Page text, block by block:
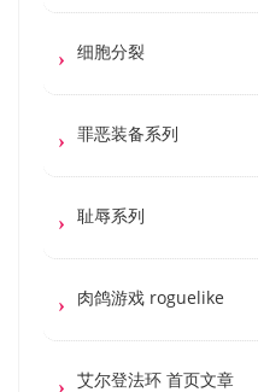
细胞分裂
罪恶装备系列
耻辱系列
肉鸽游戏 roguelike
艾尔登法环 首页文章